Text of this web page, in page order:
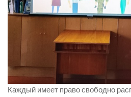
Каждый имеет право свободно